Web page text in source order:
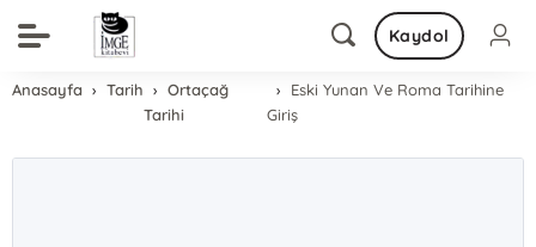
Kaydol
Anasayfa Tarih
Ortaçağ
Tarihi
Eski Yunan Ve Roma Tarihine
Giriş